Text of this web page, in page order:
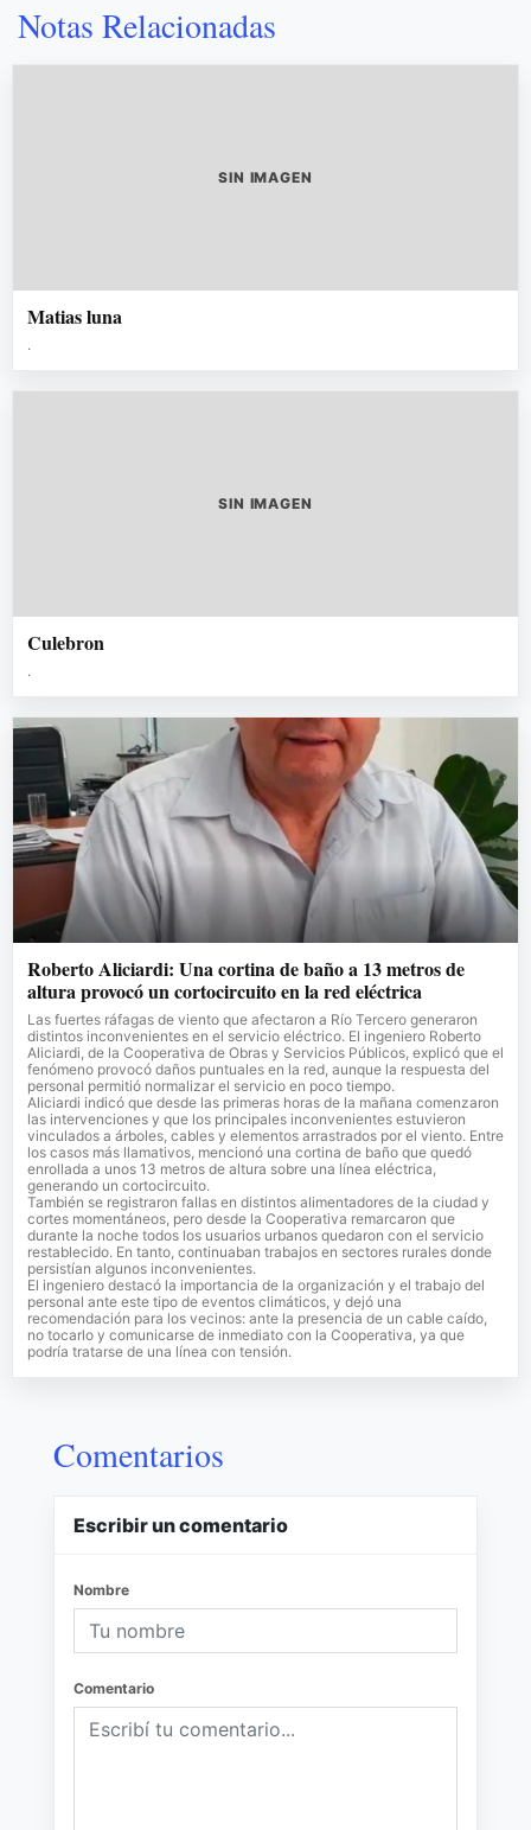
Notas Relacionadas
SIN IMAGEN
Matias luna
.
SIN IMAGEN
Culebron
.
Roberto Aliciardi: Una cortina de baño a 13 metros de
altura provocó un cortocircuito en la red eléctrica
Las fuertes ráfagas de viento que afectaron a Río Tercero generaron
distintos inconvenientes en el servicio eléctrico. El ingeniero Roberto
Aliciardi, de la Cooperativa de Obras y Servicios Públicos, explicó que el
fenómeno provocó daños puntuales en la red, aunque la respuesta del
personal permitió normalizar el servicio en poco tiempo.
Aliciardi indicó que desde las primeras horas de la mañana comenzaron
las intervenciones y que los principales inconvenientes estuvieron
vinculados a árboles, cables y elementos arrastrados por el viento. Entre
los casos más llamativos, mencionó una cortina de baño que quedó
enrollada a unos 13 metros de altura sobre una línea eléctrica,
generando un cortocircuito.
También se registraron fallas en distintos alimentadores de la ciudad y
cortes momentáneos, pero desde la Cooperativa remarcaron que
durante la noche todos los usuarios urbanos quedaron con el servicio
restablecido. En tanto, continuaban trabajos en sectores rurales donde
persistían algunos inconvenientes.
El ingeniero destacó la importancia de la organización y el trabajo del
personal ante este tipo de eventos climáticos, y dejó una
recomendación para los vecinos: ante la presencia de un cable caído,
no tocarlo y comunicarse de inmediato con la Cooperativa, ya que
podría tratarse de una línea con tensión.
Comentarios
Escribir un comentario
Nombre
Comentario